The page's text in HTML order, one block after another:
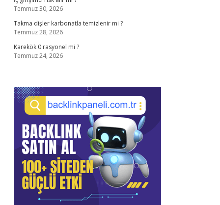
Temmuz 30, 2026
Takma dişler karbonatla temizlenir mi ?
Temmuz 28, 2026
Karekök 0 rasyonel mi ?
Temmuz 24, 2026